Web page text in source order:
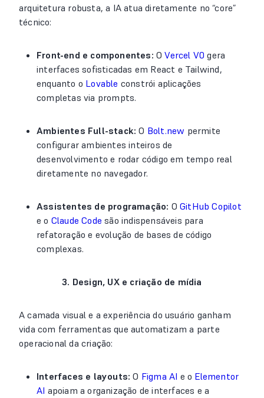
arquitetura robusta, a IA atua diretamente no “core”
técnico:
Front-end e componentes: OVercel V0 gera
interfaces sofisticadas em React e Tailwind,
enquanto o Lovable constrói aplicações
completas via prompts.
Ambientes Full-stack: O Bolt.new permite
configurar ambientes inteiros de
desenvolvimento e rodar código em tempo real
diretamente no navegador.
Assistentes de programação: OGitHub Copilot
e o Claude Code são indispensáveis para
refatoração e evolução de bases de código
complexas.
3. Design, UX e criação de mídia
A camada visual e a experiência do usuário ganham
vida com ferramentas que automatizam a parte
operacional da criação:
Interfaces e layouts: O Figma AI e o Elementor
AI apoiam a organização de interfaces e a